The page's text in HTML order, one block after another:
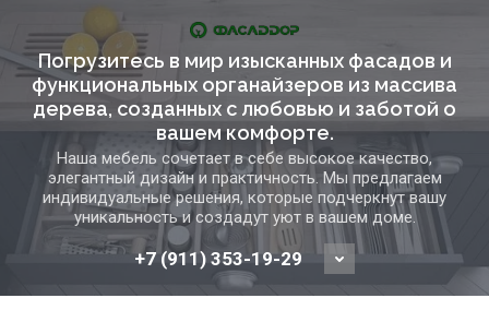
Погрузитесь в мир изысканных фасадов и
функциональных органайзеров из массива
дерева, созданных с любовью и заботой о
вашем комфорте.
Наша мебель сочетает в себе высокое качество,
элегантный дизайн и практичность. Мы предлагаем
индивидуальные решения, которые подчеркнут вашу
уникальность и создадут уют в вашем доме.
+7 (911) 353-19-29